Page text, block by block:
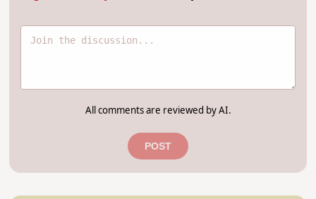
All comments are reviewed by AI.
POST